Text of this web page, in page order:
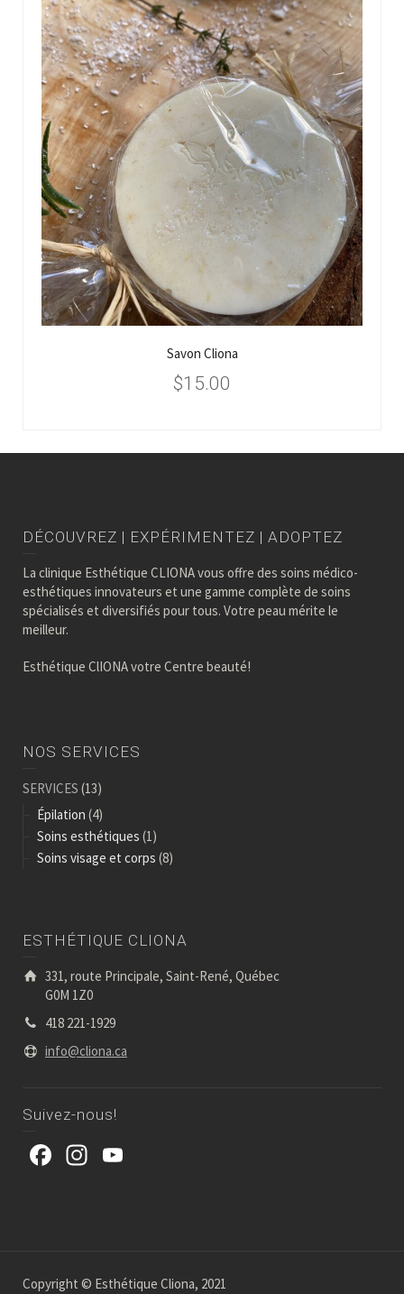
Savon Cliona
$15.00
DÉCOUVREZ | EXPÉRIMENTEZ | ADOPTEZ
La clinique Esthétique CLIONA vous offre des soins médico-
esthétiques innovateurs et une gamme complète de soins
spécialisés et diversifiés pour tous. Votre peau mérite le
meilleur.
Esthétique ClIONA votre Centre beauté!
NOS SERVICES
SERVICES (13)
Épilation (4)
Soins esthétiques (1)
Soins visage et corps (8)
ESTHÉTIQUE CLIONA
331, route Principale, Saint-René, Québec
G0M 1Z0
418 221-1929
info@cliona.ca
Suivez-nous!
Facebook
Instagram
Copyright © Esthétique Cliona, 2021